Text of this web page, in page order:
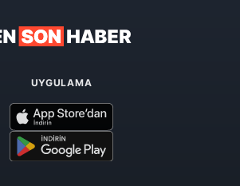
UYGULAMA